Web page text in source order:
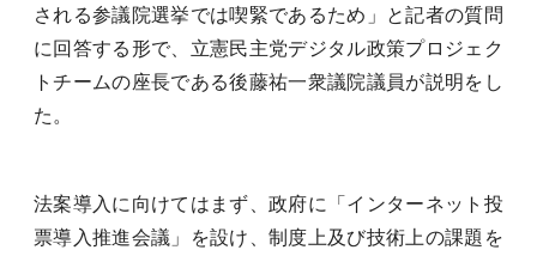
される参議院選挙では喫緊であるため」と記者の質問
に回答する形で、立憲民主党デジタル政策プロジェク
トチームの座長である後藤祐一衆議院議員が説明をし
た。
法案導入に向けてはまず、政府に「インターネット投
票導入推進会議」を設け、制度上及び技術上の課題を